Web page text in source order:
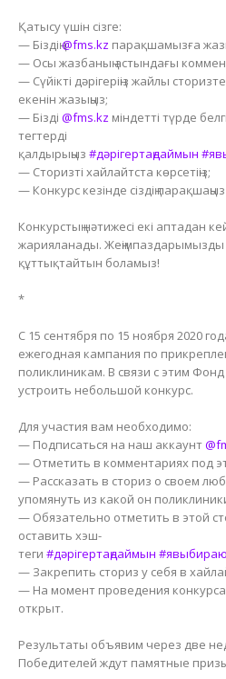
Қатысу үшін сізге:
— Біздің@fms.kz парақшамызға
— Осы жазбаның астындағы
— Сүйікті дәрігеріңіз жайлы
екенін жазыңыз;
— Бізді @fms.kz міндетті түрде
тегтерді
қалдырыңыз #дәрігертаңдаймын
— Сторизті хайлайтста көрсетіңіз;
— Конкурс кезінде сіздің
Конкурстың нәтижесі екі аптадан
жарияланады. Жеңімпаздарымызды
құттықтайтын боламыз!
*
С 15 сентября по 15 ноября 2020
ежегодная кампания по
поликлиникам. В связи с этим
устроить небольшой конкурс.
Для участия вам необходимо:
— Подписаться на наш аккаунт
— Отметить в комментариях под
— Рассказать в сториз о своем
упомянуть из какой он
— Обязательно отметить в этой
оставить хэш-
теги #дәрігертаңдаймын
— Закрепить сториз у себя в
— На момент проведения
открыт.
Результаты объявим через две
Победителей ждут памятные